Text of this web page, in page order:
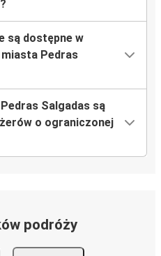
są dostępne w
Pedras
Salgadas są
o ograniczonej
podróży